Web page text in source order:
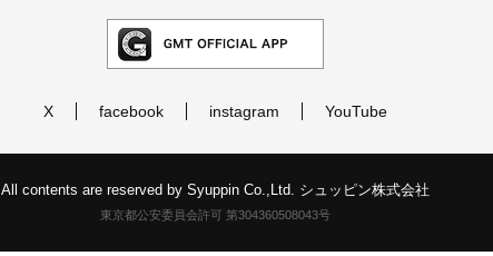
X facebook instagram YouTube
All contents are reserved by Syuppin Co.,Ltd. シュッピン株式会社
東京都公安委員会許可 第304360508043号